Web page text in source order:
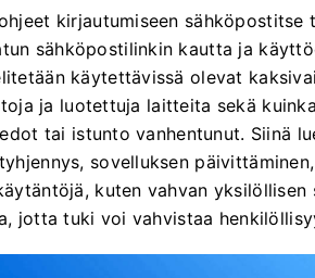
kirjautumiseen sähköpostitse
sähköpostilinkin kautta ja
käytettävissä olevat
ja luotettuja laitteita sekä
tai istunto vanhentunut. Siinä
sovelluksen
kuten vahvan
jotta tuki voi vahvistaa